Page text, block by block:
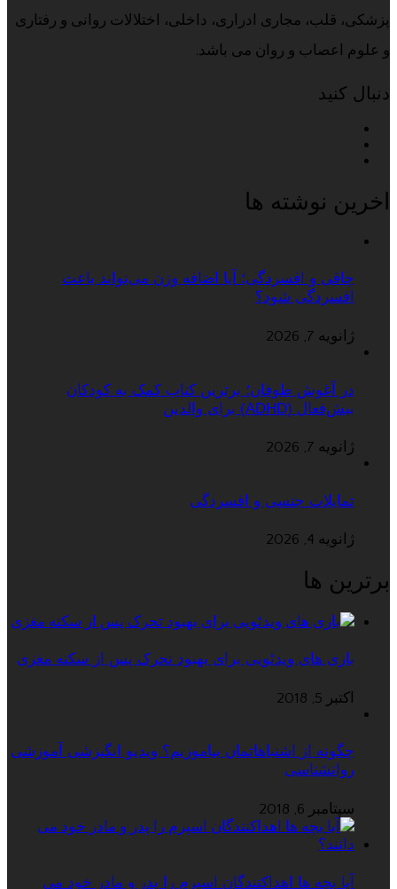
پزشکی، قلب، مجاری ادراری، داخلی، اختلالات روانی و رفتاری
و علوم اعصاب و روان می باشد.
دنبال کنید
اخرین نوشته ها
چاقی و افسردگی؛ آیا اضافه وزن می‌تواند باعث
افسردگی شود؟
ژانویه 7, 2026
در آغوش طوفان؛ برترین کتاب کمک به کودکان
بیش‌فعال (ADHD) برای والدین
ژانویه 7, 2026
تمایلات جنسی و افسردگی
ژانویه 4, 2026
برترین ها
بازی های ویدئویی برای بهبود تحرک پس از سکته مغزی
اکتبر 5, 2018
چگونه از اشتباهاتمان بیاموزیم؟ ویدیو انگیزشی آموزشی
روانشناسی
سپتامبر 6, 2018
آیا بچه ها اهداکنندگان اسپرم را پدر و مادر خود می